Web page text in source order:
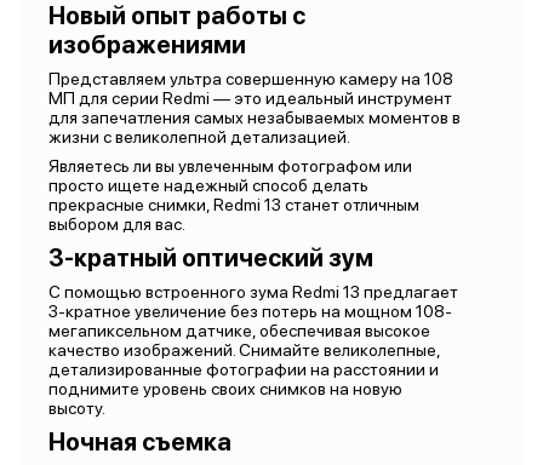
Новый опыт работы с
изображениями
Представляем ультра совершенную камеру на 108
МП для серии Redmi — это идеальный инструмент
для запечатления самых незабываемых моментов в
жизни с великолепной детализацией.
Являетесь ли вы увлеченным фотографом или
просто ищете надежный способ делать
прекрасные снимки, Redmi 13 станет отличным
выбором для вас.
3-кратный оптический зум
С помощью встроенного зума Redmi 13 предлагает
3-кратное увеличение без потерь на мощном 108-
мегапиксельном датчике, обеспечивая высокое
качество изображений. Снимайте великолепные,
детализированные фотографии на расстоянии и
поднимите уровень своих снимков на новую
высоту.
Ночная съемка